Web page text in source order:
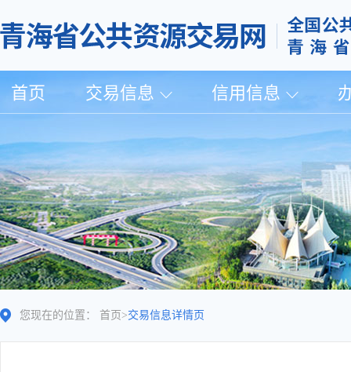
首页 交易信息 信用信息
您现在的位置： 首页 >交易信息详情页